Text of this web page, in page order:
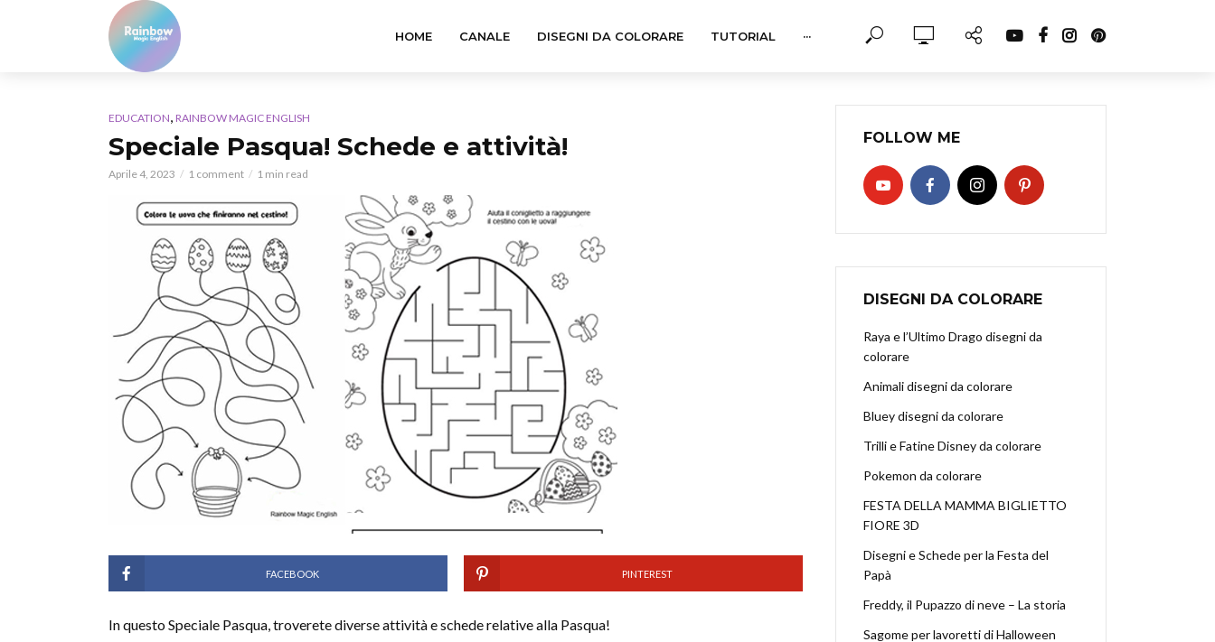
HOME CANALE DISEGNI DA COLORARE TUTORIAL ···
EDUCATION, RAINBOW MAGIC ENGLISH
Speciale Pasqua! Schede e attività!
Aprile 4, 2023 1 comment 1 min read
FACEBOOK PINTEREST
In questo Speciale Pasqua, troverete diverse attività e schede relative alla Pasqua!
FOLLOW ME
DISEGNI DA COLORARE
Raya e l’Ultimo Drago disegni da
colorare
Animali disegni da colorare
Bluey disegni da colorare
Trilli e Fatine Disney da colorare
Pokemon da colorare
FESTA DELLA MAMMA BIGLIETTO
FIORE 3D
Disegni e Schede per la Festa del
Papà
Freddy, il Pupazzo di neve – La storia
Sagome per lavoretti di Halloween